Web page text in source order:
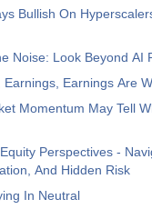
여
예측값
Oil Rig Count
예측값
Bullish On
Noise: Look Beyond AI
Earnings, Earnings Are
Momentum May Tell
Perspectives -
And Hidden Risk
In Neutral